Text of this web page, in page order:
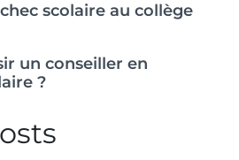
scolaire au collège
un conseiller en
?